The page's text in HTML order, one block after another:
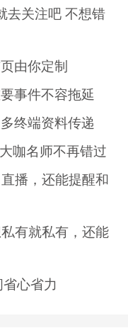
关注吧 不想错
由你定制
事件不容拖延
终端资料传递
咖名师不再错过
播，还能提醒和
有就私有，还能
心省力